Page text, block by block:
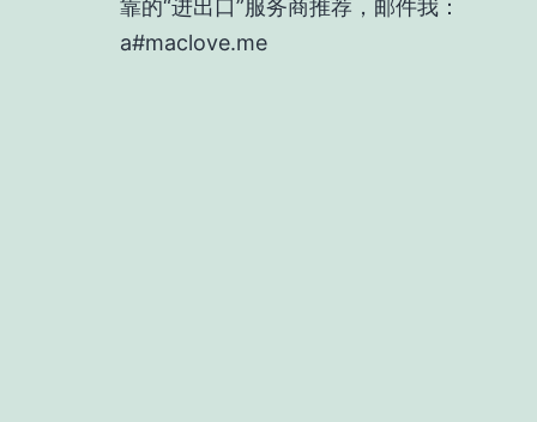
靠的“进出口”服务商推荐，邮件我：
a#maclove.me